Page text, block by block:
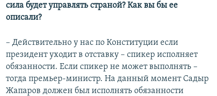
сила будет управлять страной? Как вы бы ее
описали?
– Действительно у нас по Конституции если
президент уходит в отставку – спикер исполняет
обязанности. Если спикер не может выполнять –
тогда премьер-министр. На данный момент Садыр
Жапаров должен был исполнять обязанности